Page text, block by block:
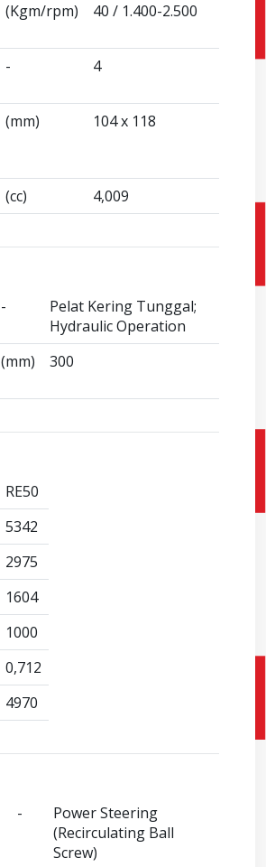
(Kgm/rpm) 40 / 1.400-2.500
- 4
(mm) 104 x 118
(cc) 4,009
-
Pelat Kering Tunggal;
Hydraulic Operation
(mm) 300
RE50
5342
2975
1604
1000
0,712
4970
-
Power Steering
(Recirculating Ball
Screw)